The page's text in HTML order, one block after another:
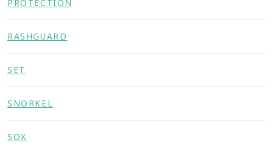
PROTECTION
RASHGUARD
SET
SNORKEL
SOX